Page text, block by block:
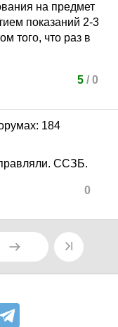
на предмет
показаний 2-3
того, что раз в
5/ 0
ССЗБ.
0